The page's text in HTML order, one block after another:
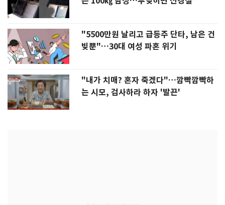
"5500만원 날리고 급등주 단타, 남은 건
빚뿐"…30대 여성 파혼 위기
"내가 치매? 혼자 죽겠다"…깜빡깜빡하
는 시모, 검사하라 하자 '발끈'